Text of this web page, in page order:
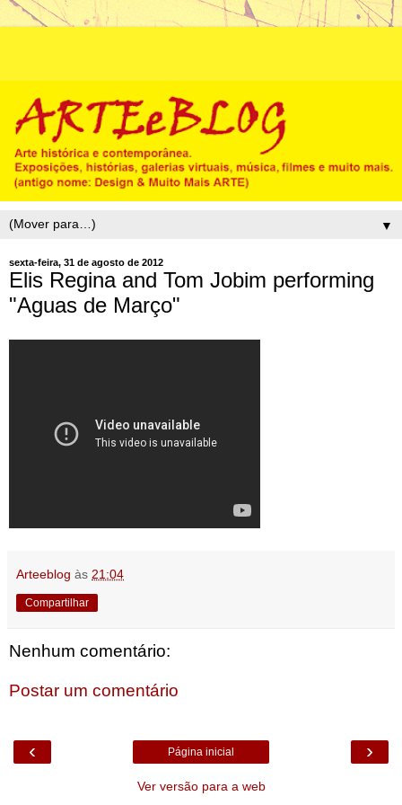
▼
sexta-feira, 31 de agosto de 2012
Elis Regina and Tom Jobim performing
"Aguas de Março"
Arteeblog às 21:04
Compartilhar
Nenhum comentário:
Postar um comentário
‹ ›
Página inicial
Ver versão para a web